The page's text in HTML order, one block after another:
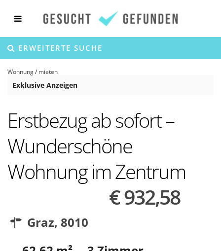
ERWEITERTE SUCHE
Wohnung/ mieten
Exklusive Anzeigen
Erstbezug ab sofort –
Wunderschöne
Wohnung im Zentrum
€ 932,58
Graz, 8010